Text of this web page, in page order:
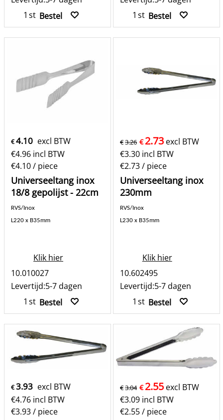
st Bestel
st Bestel
€4.10 excl BTW
€4.96 incl BTW
€4.10/ piece
Universeeltang inox
18/8 gepolijst - 22cm
RVS/Inox
L220 x B35mm
Klik hier
10.010027
Levertijd:5-7 dagen
st Bestel
€3.26 € 2.73 excl BTW
€3.30 incl BTW
€2.73/ piece
Universeeltang inox
230mm
RVS/Inox
L230 x B35mm
Klik hier
10.602495
Levertijd:5-7 dagen
st Bestel
€3.93 excl BTW
€4.76 incl BTW
€3.93/ piece
€3.04 € 2.55 excl BTW
€3.09 incl BTW
€2.55/ piece